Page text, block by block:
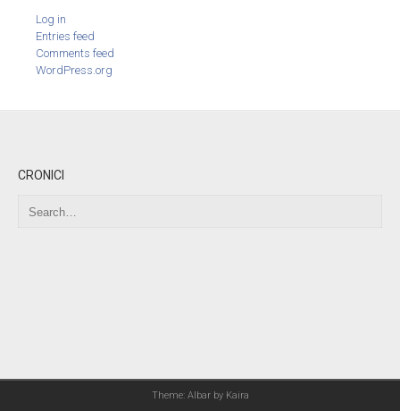
Log in
Entries feed
Comments feed
WordPress.org
CRONICI
Theme: Albar by Kaira